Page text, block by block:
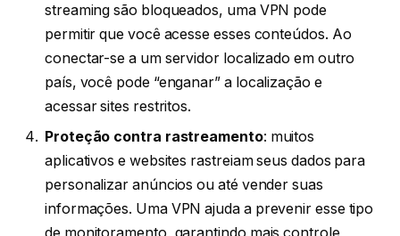
streaming são bloqueados, uma VPN pode
permitir que você acesse esses conteúdos. Ao
conectar-se a um servidor localizado em outro
país, você pode “enganar” a localização e
acessar sites restritos.
Proteção contra rastreamento: muitos
aplicativos e websites rastreiam seus dados para
personalizar anúncios ou até vender suas
informações. Uma VPN ajuda a prevenir esse tipo